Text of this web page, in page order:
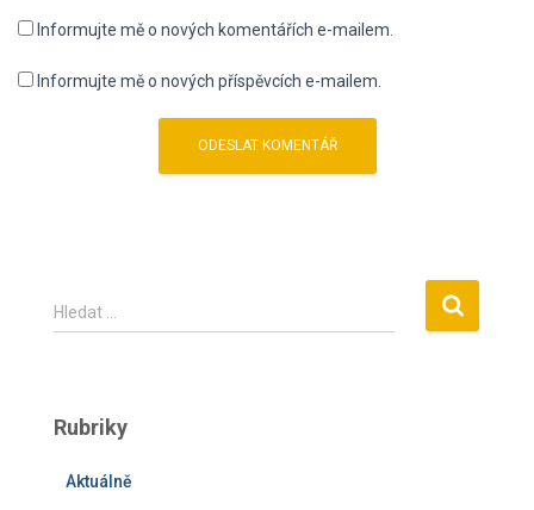
Informujte mě o nových komentářích e-mailem.
Informujte mě o nových příspěvcích e-mailem.
V
y
d
Hledat …
Rubriky
Aktuálně